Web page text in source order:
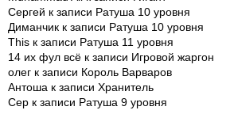
Сергей к записи Ратуша 10 уровня
Диманчик к записи Ратуша 10 уровня
This к записи Ратуша 11 уровня
14 их фул всё к записи Игровой жаргон
олег к записи Король Варваров
Антоша к записи Хранитель
Сер к записи Ратуша 9 уровня